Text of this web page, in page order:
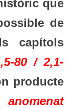
que
de
capítols
80 / 2,1-
producte
anomenat